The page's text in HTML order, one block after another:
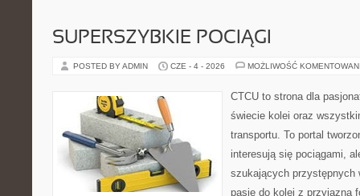
SUPERSZYBKIE POCIĄGI
POSTED BY ADMIN CZE - 4 - 2026 MOŻLIWOŚĆ
CTCU to strona dla
świecie kolei oraz
transportu. To portal
interesują się pociągami,
szukających przystępnych
pasję do kolei z przyjazną